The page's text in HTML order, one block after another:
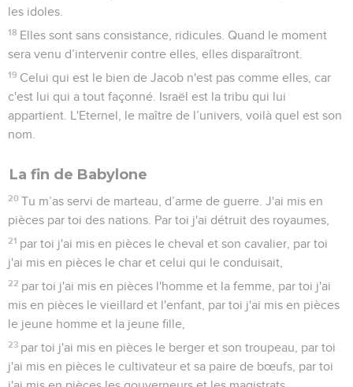
les idoles.
18 Elles sont sans consistance, ridicules. Quand le moment
sera venu d’intervenir contre elles, elles disparaîtront.
19 Celui qui est le bien de Jacob n'est pas comme elles, car
c'est lui qui a tout façonné. Israël est la tribu qui lui
appartient. L'Eternel, le maître de l’univers, voilà quel est son
nom.
La fin de Babylone
20 Tu m’as servi de marteau, d’arme de guerre. J'ai mis en
pièces par toi des nations. Par toi j'ai détruit des royaumes,
21 par toi j'ai mis en pièces le cheval et son cavalier, par toi
j'ai mis en pièces le char et celui qui le conduisait,
22 par toi j'ai mis en pièces l'homme et la femme, par toi j'ai
mis en pièces le vieillard et l'enfant, par toi j'ai mis en pièces
le jeune homme et la jeune fille,
23 par toi j'ai mis en pièces le berger et son troupeau, par toi
j'ai mis en pièces le cultivateur et sa paire de bœufs, par toi